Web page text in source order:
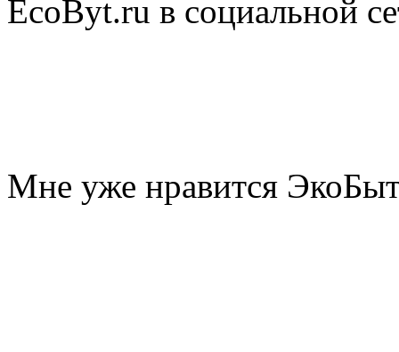
EcoByt.ru в социальной
Мне уже нравится